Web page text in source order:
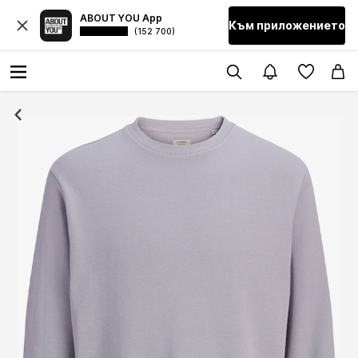
ABOUT YOU App
(152 700) Към приложението